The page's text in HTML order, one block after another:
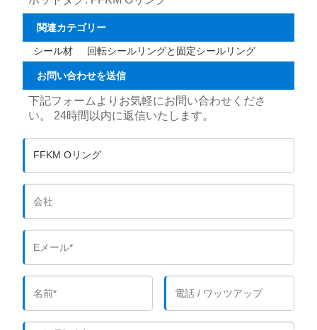
関連カテゴリー
シール材 回転シールリングと固定シールリング
お問い合わせを送信
下記フォームよりお気軽にお問い合わせくださ
い。 24時間以内に返信いたします。